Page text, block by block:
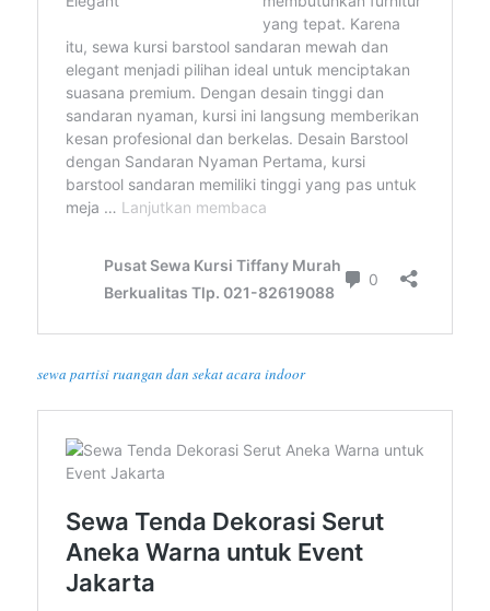
sewa partisi ruangan dan sekat acara indoor